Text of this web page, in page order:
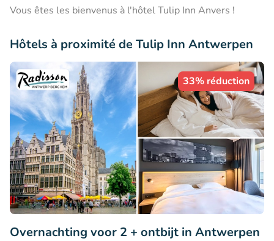
Vous êtes les bienvenus à l'hôtel Tulip Inn Anvers !
Hôtels à proximité de Tulip Inn Antwerpen
33% réduction
Overnachting voor 2 + ontbijt in Antwerpen